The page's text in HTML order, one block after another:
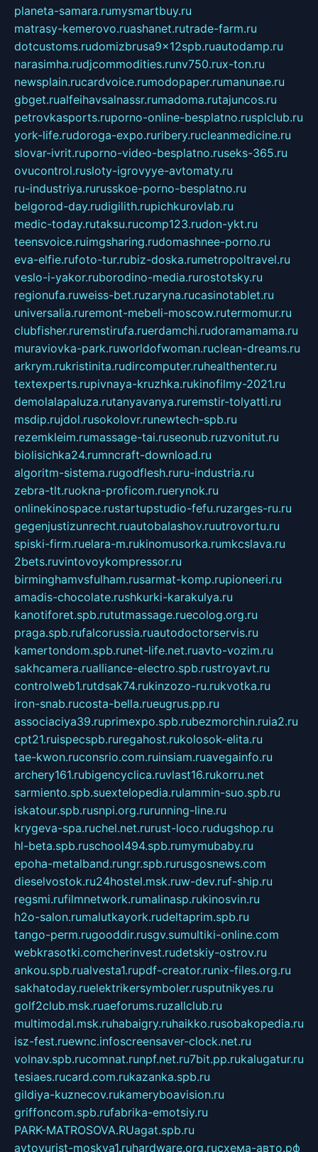
planeta-samara.rumysmartbuy.ru
matrasy-kemerovo.ruashanet.rutrade-farm.ru
dotcustoms.rudomizbrusa9x12spb.ruautodamp.ru
narasimha.rudjcommodities.runv750.rux-ton.ru
newsplain.rucardvoice.rumodopaper.rumanunae.ru
gbget.rualfeihavsalnassr.rumadoma.rutajuncos.ru
petrovkasports.ruporno-online-besplatno.rusplclub.ru
york-life.rudoroga-expo.ruribery.rucleanmedicine.ru
slovar-ivrit.ruporno-video-besplatno.ruseks-365.ru
ovucontrol.rusloty-igrovyye-avtomaty.ru
ru-industriya.rurusskoe-porno-besplatno.ru
belgorod-day.rudigilith.rupichkurovlab.ru
medic-today.rutaksu.rucomp123.rudon-ykt.ru
teensvoice.ruimgsharing.rudomashnee-porno.ru
eva-elfie.rufoto-tur.rubiz-doska.rumetropoltravel.ru
veslo-i-yakor.ruborodino-media.rurostotsky.ru
regionufa.ruweiss-bet.ruzaryna.rucasinotablet.ru
universalia.ruremont-mebeli-moscow.rutermomur.ru
clubfisher.ruremstirufa.ruerdamchi.rudoramamama.ru
muraviovka-park.ruworldofwoman.ruclean-dreams.ru
arkrym.rukristinita.rudircomputer.ruhealthenter.ru
textexperts.rupivnaya-kruzhka.rukinofilmy-2021.ru
demolalapaluza.rutanyavanya.ruremstir-tolyatti.ru
msdip.rujdol.rusokolovr.runewtech-spb.ru
rezemkleim.rumassage-tai.ruseonub.ruzvonitut.ru
biolisichka24.rumncraft-download.ru
algoritm-sistema.rugodflesh.ruru-industria.ru
zebra-tlt.ruokna-proficom.ruerynok.ru
onlinekinospace.rustartupstudio-fefu.ruzarges-ru.ru
gegenjustizunrecht.ruautobalashov.ruutrovortu.ru
spiski-firm.ruelara-m.rukinomusorka.rumkcslava.ru
2bets.ruvintovoykompressor.ru
birminghamvsfulham.rusarmat-komp.rupioneeri.ru
amadis-chocolate.rushkurki-karakulya.ru
kanotiforet.spb.rututmassage.ruecolog.org.ru
praga.spb.rufalcorussia.ruautodoctorservis.ru
kamertondom.spb.runet-life.net.ruavto-vozim.ru
sakhcamera.rualliance-electro.spb.rustroyavt.ru
controlweb1.rutdsak74.rukinzozo-ru.rukvotka.ru
iron-snab.rucosta-bella.rueugrus.pp.ru
associaciya39.ruprimexpo.spb.rubezmorchin.ruia2.ru
cpt21.ruispecspb.ruregahost.rukolosok-elita.ru
tae-kwon.ruconsrio.com.ruinsiam.ruavegainfo.ru
archery161.rubigencyclica.ruvlast16.rukorru.net
sarmiento.spb.suextelopedia.rulammin-suo.spb.ru
iskatour.spb.rusnpi.org.rurunning-line.ru
krygeva-spa.ruchel.net.rurust-loco.rudugshop.ru
hl-beta.spb.ruschool494.spb.rumymubaby.ru
epoha-metalband.rungr.spb.rurusgosnews.com
dieselvostok.ru24hostel.msk.ruw-dev.ruf-ship.ru
regsmi.rufilmnetwork.rumalinasp.rukinosvin.ru
h2o-salon.rumalutkayork.rudeltaprim.spb.ru
tango-perm.rugooddir.rusgv.sumultiki-online.com
webkrasotki.comcherinvest.rudetskiy-ostrov.ru
ankou.spb.rualvesta1.rupdf-creator.runix-files.org.ru
sakhatoday.ruelektrikersymboler.rusputnikyes.ru
golf2club.msk.ruaeforums.ruzallclub.ru
multimodal.msk.ruhabaigry.ruhaikko.rusobakopedia.ru
isz-fest.ruewnc.infoscreensaver-clock.net.ru
volnav.spb.rucomnat.runpf.net.ru7bit.pp.rukalugatur.ru
tesiaes.rucard.com.rukazanka.spb.ru
gildiya-kuznecov.rukameryboavision.ru
griffoncom.spb.rufabrika-emotsiy.ru
PARK-MATROSOVA.RUagat.spb.ru
avtoyurist-moskva1.ruhardware.org.ruсхема-авто.рф